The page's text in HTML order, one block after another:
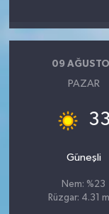
09
PAZAR
33
Güneşli
Nem: %23
Rüzgar: 4.31